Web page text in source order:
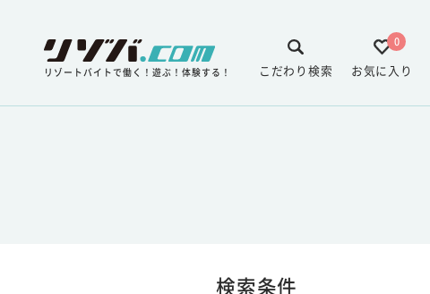
リゾートバイトで働く！遊ぶ！体験する！
0
お気に入り
こだわり検索
検索条件